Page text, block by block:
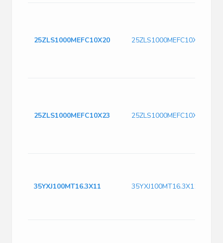
25ZLS1000MEFC10X20 25ZLS1000MEFC10X20
25ZLS1000MEFC10X23 25ZLS1000MEFC10X23
35YXJ100MT16.3X11 35YXJ100MT16.3X11